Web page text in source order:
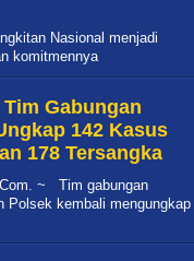
Nasional menjadi
komitmennya
Gabungan
142 Kasus
178 Tersangka
~ Tim gabungan
Polsek kembali mengungkap